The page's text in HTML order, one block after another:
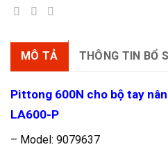
MÔ TẢ THÔNG TIN BỔ
Pittong 600N cho bộ tay
LA600-P
– Model: 9079637